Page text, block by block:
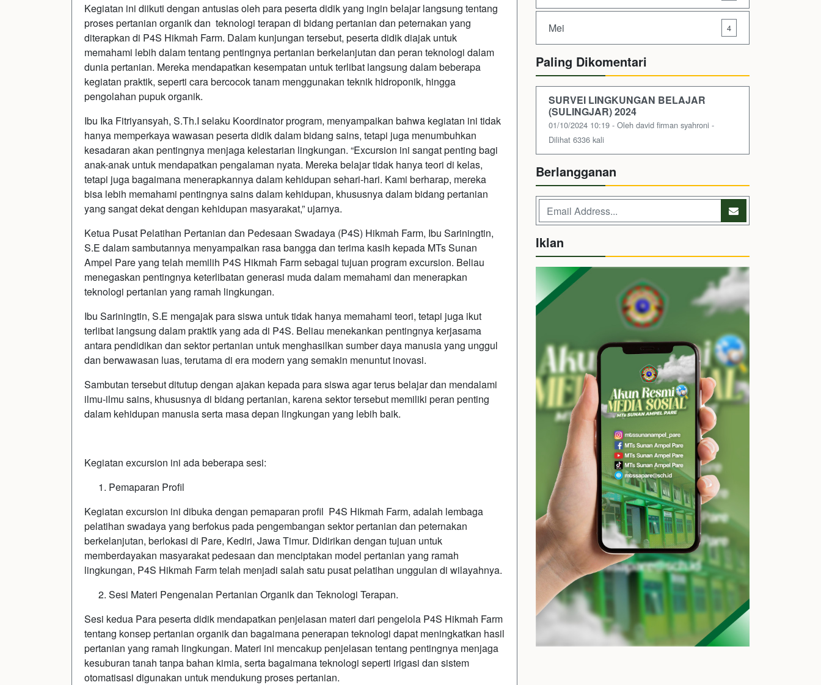
Kegiatan ini diikuti dengan antusias oleh para peserta didik yang ingin belajar langsung tentang
proses pertanian organik dan teknologi terapan di bidang pertanian dan peternakan yang
diterapkan di P4S Hikmah Farm. Dalam kunjungan tersebut, peserta didik diajak untuk
memahami lebih dalam tentang pentingnya pertanian berkelanjutan dan peran teknologi dalam
dunia pertanian. Mereka mendapatkan kesempatan untuk terlibat langsung dalam beberapa
kegiatan praktik, seperti cara bercocok tanam menggunakan teknik hidroponik, hingga
pengolahan pupuk organik.
Ibu Ika Fitriyansyah, S.Th.I selaku Koordinator program, menyampaikan bahwa kegiatan ini tidak
hanya memperkaya wawasan peserta didik dalam bidang sains, tetapi juga menumbuhkan
kesadaran akan pentingnya menjaga kelestarian lingkungan. “Excursion ini sangat penting bagi
anak-anak untuk mendapatkan pengalaman nyata. Mereka belajar tidak hanya teori di kelas,
tetapi juga bagaimana menerapkannya dalam kehidupan sehari-hari. Kami berharap, mereka
bisa lebih memahami pentingnya sains dalam kehidupan, khususnya dalam bidang pertanian
yang sangat dekat dengan kehidupan masyarakat,” ujarnya.
Ketua Pusat Pelatihan Pertanian dan Pedesaan Swadaya (P4S) Hikmah Farm, Ibu Sariningtin,
S.E dalam sambutannya menyampaikan rasa bangga dan terima kasih kepada MTs Sunan
Ampel Pare yang telah memilih P4S Hikmah Farm sebagai tujuan program excursion. Beliau
menegaskan pentingnya keterlibatan generasi muda dalam memahami dan menerapkan
teknologi pertanian yang ramah lingkungan.
Ibu Sariningtin, S.E mengajak para siswa untuk tidak hanya memahami teori, tetapi juga ikut
terlibat langsung dalam praktik yang ada di P4S. Beliau menekankan pentingnya kerjasama
antara pendidikan dan sektor pertanian untuk menghasilkan sumber daya manusia yang unggul
dan berwawasan luas, terutama di era modern yang semakin menuntut inovasi.
Sambutan tersebut ditutup dengan ajakan kepada para siswa agar terus belajar dan mendalami
ilmu-ilmu sains, khususnya di bidang pertanian, karena sektor tersebut memiliki peran penting
dalam kehidupan manusia serta masa depan lingkungan yang lebih baik.
Kegiatan excursion ini ada beberapa sesi:
Pemaparan Profil
Kegiatan excursion ini dibuka dengan pemaparan profil P4S Hikmah Farm, adalah lembaga
pelatihan swadaya yang berfokus pada pengembangan sektor pertanian dan peternakan
berkelanjutan, berlokasi di Pare, Kediri, Jawa Timur. Didirikan dengan tujuan untuk
memberdayakan masyarakat pedesaan dan menciptakan model pertanian yang ramah
lingkungan, P4S Hikmah Farm telah menjadi salah satu pusat pelatihan unggulan di wilayahnya.
Sesi Materi Pengenalan Pertanian Organik dan Teknologi Terapan.
Sesi kedua Para peserta didik mendapatkan penjelasan materi dari pengelola P4S Hikmah Farm
tentang konsep pertanian organik dan bagaimana penerapan teknologi dapat meningkatkan hasil
pertanian yang ramah lingkungan. Materi ini mencakup penjelasan tentang pentingnya menjaga
kesuburan tanah tanpa bahan kimia, serta bagaimana teknologi seperti irigasi dan sistem
otomatisasi digunakan untuk mendukung proses pertanian.
Mei 4
Paling Dikomentari
SURVEI LINGKUNGAN BELAJAR
(SULINGJAR) 2024
01/10/2024 10:19 - Oleh david firman syahroni -
Dilihat 6336 kali
Berlangganan
Iklan